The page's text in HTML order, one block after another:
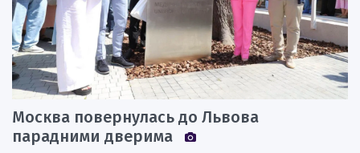
Москва повернулась до Львова
парадними дверима